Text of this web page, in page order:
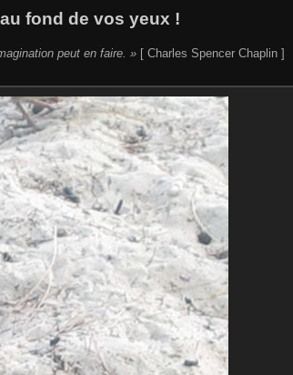
fond de vos yeux !
peut en faire. »[ Charles Spencer Chaplin ]